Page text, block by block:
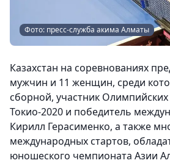
Фото: пресс-служба акима Алматы
Казахстан на соревнованиях
мужчин и 11 женщин, среди
сборной, участник Олимпийских
Токио-2020 и победитель
Кирилл Герасименко, а также
международных стартов,
юношеского чемпионата Азии